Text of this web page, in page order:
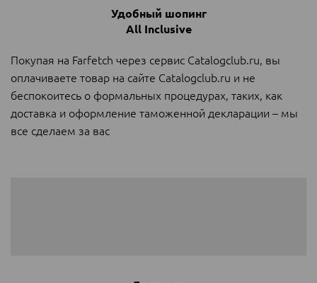
Удобный шопинг
All Inclusive
Покупая на Farfetch через сервис Catalogclub.ru, вы
оплачиваете товар на сайте Catalogclub.ru и не
беспокоитесь о формальных процедурах, таких, как
доставка и оформление таможенной декларации – мы
все сделаем за вас